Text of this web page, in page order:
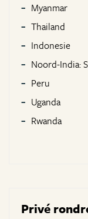
Myanmar
Thailand
Indonesie
Noord-India:
Peru
Uganda
Rwanda
Privé